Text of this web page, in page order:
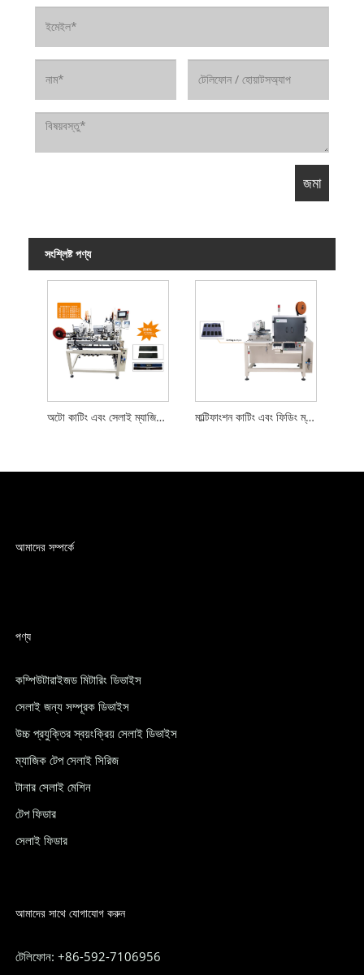
সংশ্লিষ্ট পণ্য
অটো কাটিং এবং সেলাই ম্যাজিক টেপ মেশিন মাল্টিফাংশন কাটিং এবং ফিডিং ম্যাজিক টেপ মেশিন
আমাদের সম্পর্কে
পণ্য
কম্পিউটারাইজড মিটারিং ডিভাইস
সেলাই জন্য সম্পূরক ডিভাইস
উচ্চ প্রযুক্তির স্বয়ংক্রিয় সেলাই ডিভাইস
ম্যাজিক টেপ সেলাই সিরিজ
টানার সেলাই মেশিন
টেপ ফিডার
সেলাই ফিডার
আমাদের সাথে যোগাযোগ করুন
টেলিফোন: +86-592-7106956